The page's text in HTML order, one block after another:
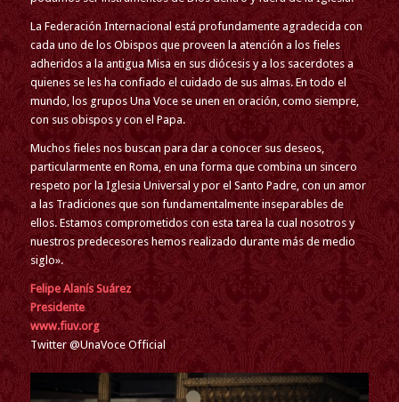
La Federación Internacional está profundamente agradecida con
cada uno de los Obispos que proveen la atención a los fieles
adheridos a la antigua Misa en sus diócesis y a los sacerdotes a
quienes se les ha confiado el cuidado de sus almas. En todo el
mundo, los grupos Una Voce se unen en oración, como siempre,
con sus obispos y con el Papa.
Muchos fieles nos buscan para dar a conocer sus deseos,
particularmente en Roma, en una forma que combina un sincero
respeto por la Iglesia Universal y por el Santo Padre, con un amor
a las Tradiciones que son fundamentalmente inseparables de
ellos. Estamos comprometidos con esta tarea la cual nosotros y
nuestros predecesores hemos realizado durante más de medio
siglo».
Felipe Alanís Suárez
Presidente
www.fiuv.org
Twitter @UnaVoce Official